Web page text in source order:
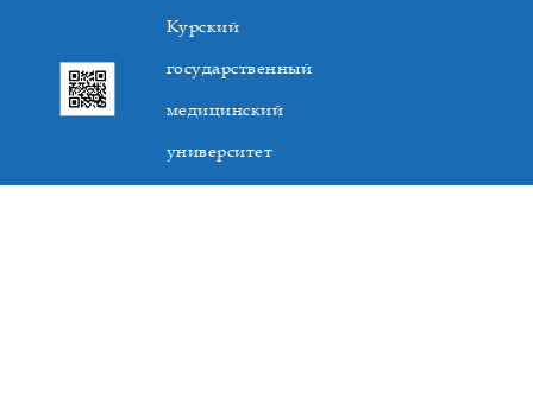
Курский
государственный
медицинский
университет